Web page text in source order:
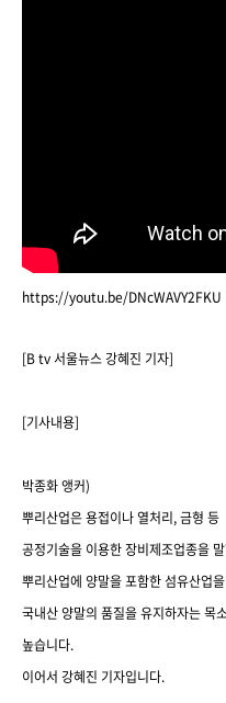
https://youtu.be/DNcWAVY2FKU
[B tv서울뉴스 강혜진 기자]
[기사내용]
박종화 앵커)
뿌리산업은 용접이나 열처리,금형 등
공정기술을 이용한 장비제조업종을
뿌리산업에 양말을 포함한 섬유산업
국내산 양말의 품질을 유지하자는 목
높습니다.
이어서 강혜진 기자입니다.